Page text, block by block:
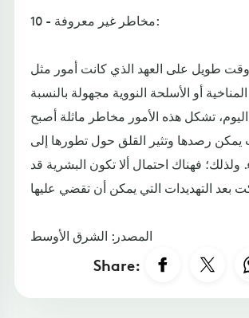
10 - مخاطر غير معروفة:
طويل على العهد الذي كانت أمور مثل
أو الأسلحة النووية مجهولة بالنسبة
اليوم، تشكل هذه الأمور مخاطر ماثلة أصبح
يمكن رصدها وتثير القلق حول تطورها إلى
فهناك احتمال ألا تكون البشرية قد
المصدر: الشرق الأوسط
Share: